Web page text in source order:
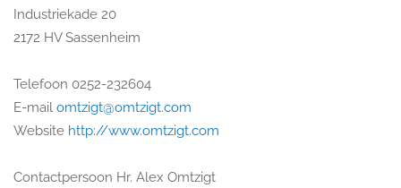
Industriekade 20
2172 HV Sassenheim
Telefoon 0252-232604
E-mail omtzigt@omtzigt.com
Website http://www.omtzigt.com
Contactpersoon Hr. Alex Omtzigt